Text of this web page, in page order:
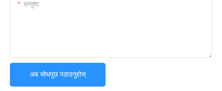
सन्तुष्ट
अब सोधपुछ पठाउनुहोस्